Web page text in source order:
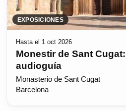
EXPOSICIONES
Hasta el 1 oct 2026
Monestir de Sant
audioguía
Monasterio de Sant Cugat
Barcelona